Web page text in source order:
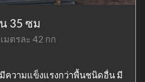
35 ซม
มตรละ 42 กก
ความแข็งแรงกว่าพื้นชนิดอื่น มี